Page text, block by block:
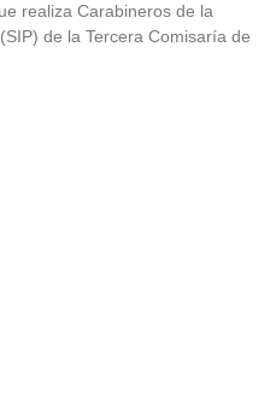
realiza Carabineros de la
de la Tercera Comisaría de